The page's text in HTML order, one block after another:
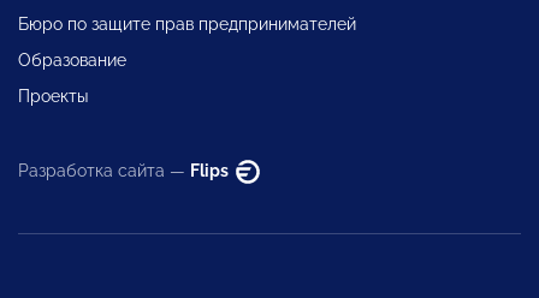
Бюро по защите прав предпринимателей
Образование
Проекты
Разработка сайта — Flips